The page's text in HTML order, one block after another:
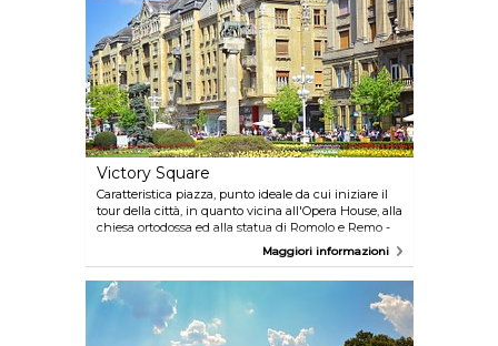
Victory Square
Caratteristica piazza, punto ideale da cui iniziare il
tour della città, in quanto vicina all'Opera House, alla
chiesa ortodossa ed alla statua di Romolo e Remo -
solo per citare alcune delle attrazioni della zona.
Inoltre, è un posto stupendo di per sè, circondata da
accoglienti caffé e parchi verdeggianti.
Maggiori informazioni